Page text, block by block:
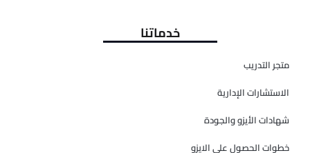
خدماتنا
متجر التدريب
الاستشارات الإدارية
شهادات الأيزو والجودة
خطوات الحصول على الايزو